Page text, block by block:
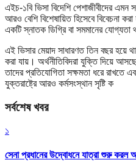
এইচ-১বি ভিসা বিদেশি পেশাজীবীদের
আরও বেশি বিশেষায়িত হিসেবে বিবেচনা
একটি স্নাতক ডিগ্রি বা সমমানের যোগ্যতা
এই ভিসার মেয়াদ সাধারণত তিন বছর হয়ে
করা যায়। অর্থনীতিবিদরা যুক্তি দিয়ে
তাদের প্রতিযোগিতা সক্ষমতা ধরে রাখতে
যুক্তরাষ্ট্রে আরও কর্মসংস্থান সৃষ্টি ক
সর্বশেষ খবর
১
সেনা প্রধানের উদ্বোধনে যাত্রা শুরু করল